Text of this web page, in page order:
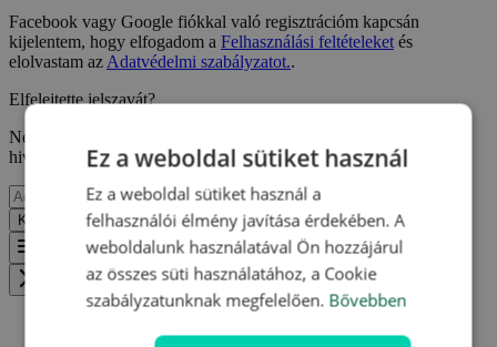
Facebook vagy Google fiókkal való regisztrációm kapcsán
kijelentem, hogy elfogadom a Felhasználási feltételeketés
elolvastam azAdatvédelmi szabályzatot..
Elfelejtette jelszavát?
Ne aggódjon, csak adja meg e-mail címét, ahova küldünk egy
hivatkozást, így megadhat egy újat.
Küldés
Vissza
Zavřít menu
Ez a weboldal sütiket használ
Ez a weboldal sütiket használ a
felhasználói élmény javítása érdekében. A
weboldalunk használatával Ön hozzájárul
az összes süti használatához, a Cookie
szabályzatunknak megfelelően. Bővebben